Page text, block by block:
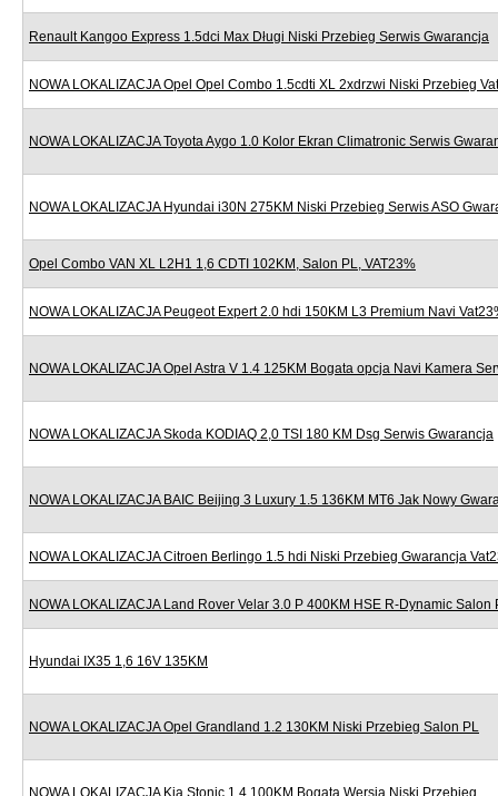
Renault Kangoo Express 1.5dci Max Długi Niski Przebieg Serwis Gwarancja
NOWA LOKALIZACJA Opel Opel Combo 1.5cdti XL 2xdrzwi Niski Przebieg
NOWA LOKALIZACJA Toyota Aygo 1.0 Kolor Ekran Climatronic Serwis
NOWA LOKALIZACJA Hyundai i30N 275KM Niski Przebieg Serwis ASO
Opel Combo VAN XL L2H1 1,6 CDTI 102KM, Salon PL, VAT23%
NOWA LOKALIZACJA Peugeot Expert 2.0 hdi 150KM L3 Premium Navi
NOWA LOKALIZACJA Opel Astra V 1.4 125KM Bogata opcja Navi Kamera
NOWA LOKALIZACJA Skoda KODIAQ 2,0 TSI 180 KM Dsg Serwis Gwarancja
NOWA LOKALIZACJA BAIC Beijing 3 Luxury 1.5 136KM MT6 Jak Nowy
NOWA LOKALIZACJA Citroen Berlingo 1.5 hdi Niski Przebieg Gwarancja
NOWA LOKALIZACJA Land Rover Velar 3.0 P 400KM HSE R-Dynamic Salon
Hyundai IX35 1,6 16V 135KM
NOWA LOKALIZACJA Opel Grandland 1.2 130KM Niski Przebieg Salon PL
NOWA LOKALIZACJA Kia Stonic 1.4 100KM Bogata Wersja Niski Przebieg